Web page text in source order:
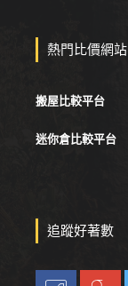
熱門比價網站
搬屋比較平台
迷你倉比較平台
追蹤好著數